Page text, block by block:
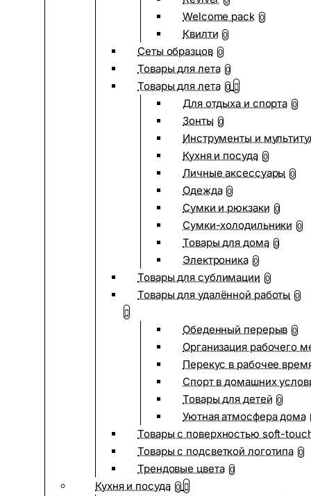
Welcome pack 0
Квилти 0
Сеты образцов 0
Товары для лета 0
Товары для лета 0
Для отдыха и спорта 0
Зонты 0
Инструменты и
Кухня и посуда 0
Личные аксессуары 0
Одежда 0
Сумки и рюкзаки 0
Сумки-холодильники 0
Товары для дома 0
Электроника 0
Товары для сублимации 0
Товары для удалённой работы 0
Обеденный перерыв 0
Организация рабочего
Перекус в рабочее
Спорт в домашних
Товары для детей 0
Уютная атмосфера дома
Товары с поверхностью soft-
Товары с подсветкой логотипа 0
Трендовые цвета 0
Кухня и посуда 0